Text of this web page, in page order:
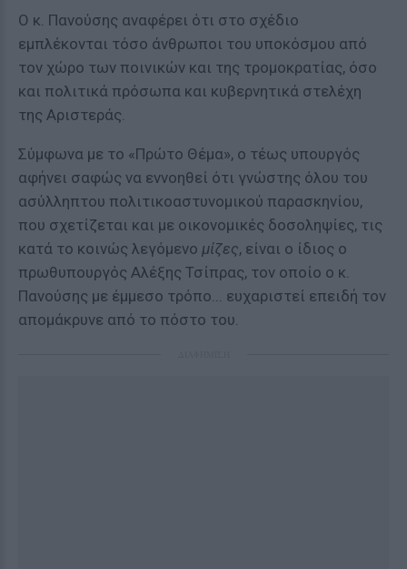
Ο κ. Πανούσης αναφέρει ότι στο σχέδιο
εμπλέκονται τόσο άνθρωποι του υποκόσμου από
τον χώρο των ποινικών και της τρομοκρατίας, όσο
και πολιτικά πρόσωπα και κυβερνητικά στελέχη
της Αριστεράς.
Σύμφωνα με το «Πρώτο Θέμα», ο τέως υπουργός
αφήνει σαφώς να εννοηθεί ότι γνώστης όλου του
ασύλληπτου πολιτικοαστυνομικού παρασκηνίου,
που σχετίζεται και με οικονομικές δοσοληψίες, τις
κατά το κοινώς λεγόμενο μίζες, είναι ο ίδιος ο
πρωθυπουργός Αλέξης Τσίπρας, τον οποίο ο κ.
Πανούσης με έμμεσο τρόπο... ευχαριστεί επειδή τον
απομάκρυνε από το πόστο του.